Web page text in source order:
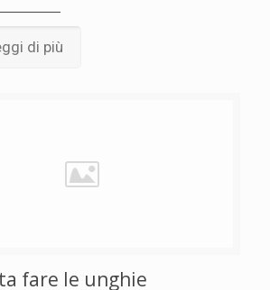
di più
fare le unghie